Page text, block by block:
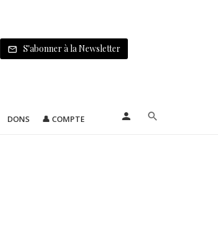
S'abonner à la Newsletter
DONS 👤 COMPTE